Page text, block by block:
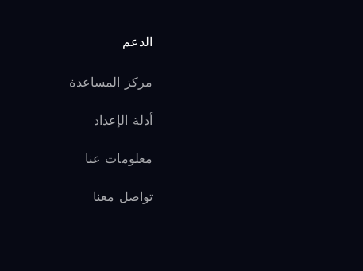
الدعم
مركز المساعدة
أدلة الإعداد
معلومات عنا
تواصل معنا